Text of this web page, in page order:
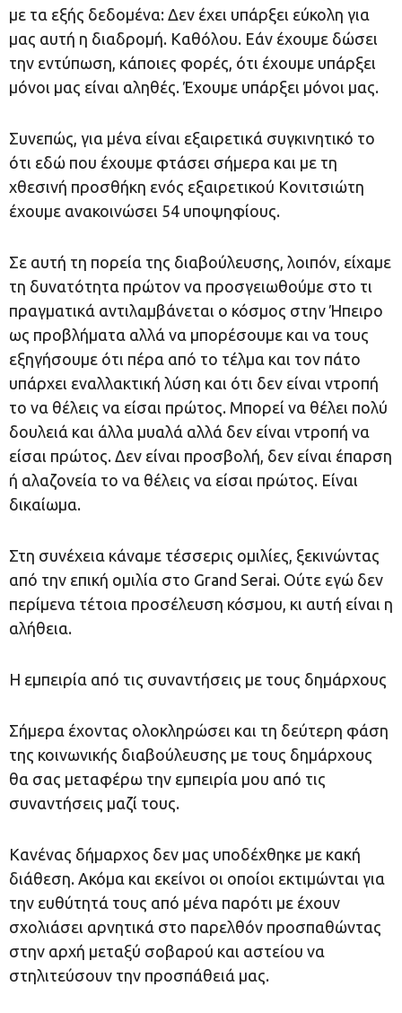
με τα εξής δεδομένα: Δεν έχει υπάρξει εύκολη για
μας αυτή η διαδρομή. Καθόλου. Εάν έχουμε δώσει
την εντύπωση, κάποιες φορές, ότι έχουμε υπάρξει
μόνοι μας είναι αληθές. Έχουμε υπάρξει μόνοι μας.
Συνεπώς, για μένα είναι εξαιρετικά συγκινητικό το
ότι εδώ που έχουμε φτάσει σήμερα και με τη
χθεσινή προσθήκη ενός εξαιρετικού Κονιτσιώτη
έχουμε ανακοινώσει 54 υποψηφίους.
Σε αυτή τη πορεία της διαβούλευσης, λοιπόν, είχαμε
τη δυνατότητα πρώτον να προσγειωθούμε στο τι
πραγματικά αντιλαμβάνεται ο κόσμος στην Ήπειρο
ως προβλήματα αλλά να μπορέσουμε και να τους
εξηγήσουμε ότι πέρα από το τέλμα και τον πάτο
υπάρχει εναλλακτική λύση και ότι δεν είναι ντροπή
το να θέλεις να είσαι πρώτος. Μπορεί να θέλει πολύ
δουλειά και άλλα μυαλά αλλά δεν είναι ντροπή να
είσαι πρώτος. Δεν είναι προσβολή, δεν είναι έπαρση
ή αλαζονεία το να θέλεις να είσαι πρώτος. Είναι
δικαίωμα.
Στη συνέχεια κάναμε τέσσερις ομιλίες, ξεκινώντας
από την επική ομιλία στο Grand Serai. Ούτε εγώ δεν
περίμενα τέτοια προσέλευση κόσμου, κι αυτή είναι η
αλήθεια.
Η εμπειρία από τις συναντήσεις με τους δημάρχους
Σήμερα έχοντας ολοκληρώσει και τη δεύτερη φάση
της κοινωνικής διαβούλευσης με τους δημάρχους
θα σας μεταφέρω την εμπειρία μου από τις
συναντήσεις μαζί τους.
Κανένας δήμαρχος δεν μας υποδέχθηκε με κακή
διάθεση. Ακόμα και εκείνοι οι οποίοι εκτιμώνται για
την ευθύτητά τους από μένα παρότι με έχουν
σχολιάσει αρνητικά στο παρελθόν προσπαθώντας
στην αρχή μεταξύ σοβαρού και αστείου να
στηλιτεύσουν την προσπάθειά μας.